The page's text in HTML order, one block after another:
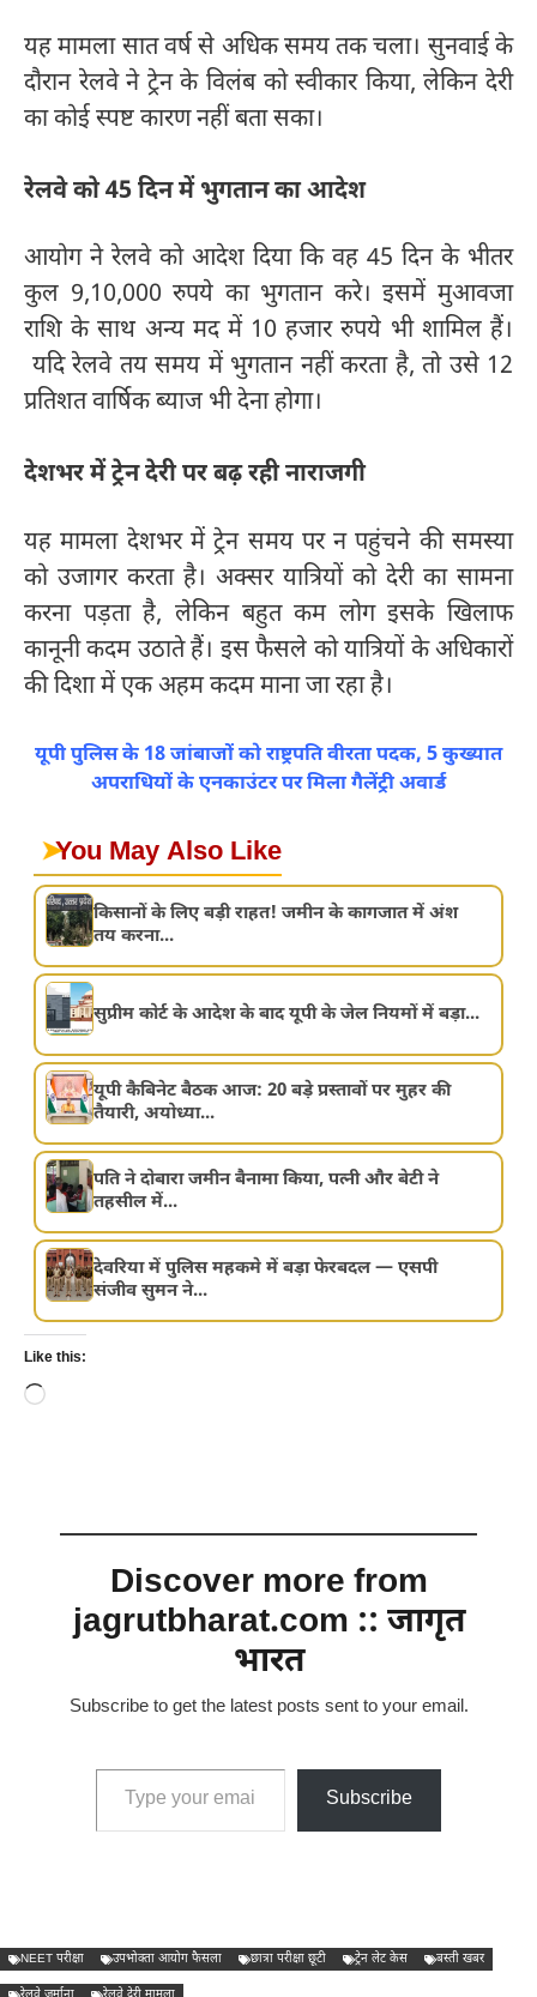
यह मामला सात वर्ष से अधिक समय तक चला। सुनवाई के
दौरान रेलवे ने ट्रेन के विलंब को स्वीकार किया, लेकिन देरी
का कोई स्पष्ट कारण नहीं बता सका।
रेलवे को 45 दिन में भुगतान का आदेश
आयोग ने रेलवे को आदेश दिया कि वह 45 दिन के भीतर
कुल 9,10,000 रुपये का भुगतान करे। इसमें मुआवजा
राशि के साथ अन्य मद में 10 हजार रुपये भी शामिल हैं।
यदि रेलवे तय समय में भुगतान नहीं करता है, तो उसे 12
प्रतिशत वार्षिक ब्याज भी देना होगा।
देशभर में ट्रेन देरी पर बढ़ रही नाराजगी
यह मामला देशभर में ट्रेन समय पर न पहुंचने की समस्या
को उजागर करता है। अक्सर यात्रियों को देरी का सामना
करना पड़ता है, लेकिन बहुत कम लोग इसके खिलाफ
कानूनी कदम उठाते हैं। इस फैसले को यात्रियों के अधिकारों
की दिशा में एक अहम कदम माना जा रहा है।
यूपी पुलिस के 18 जांबाजों को राष्ट्रपति वीरता पदक, 5 कुख्यात
अपराधियों के एनकाउंटर पर मिला गैलेंट्री अवार्ड
➤You May Also Like
किसानों के लिए बड़ी राहत! जमीन के कागजात में अंश
तय करना...
सुप्रीम कोर्ट के आदेश के बाद यूपी के जेल नियमों में बड़ा...
यूपी कैबिनेट बैठक आज: 20 बड़े प्रस्तावों पर मुहर की
तैयारी, अयोध्या...
पति ने दोबारा जमीन बैनामा किया, पत्नी और बेटी ने
तहसील में...
देवरिया में पुलिस महकमे में बड़ा फेरबदल — एसपी
संजीव सुमन ने...
Like this:
Loading…
Discover more from
jagrutbharat.com :: जागृत
भारत
Subscribe to get the latest posts sent to your email.
Type your email…
Subscribe
NEET परीक्षा उपभोक्ता आयोग फैसला छात्रा परीक्षा छूटी ट्रेन लेट केस बस्ती खबर